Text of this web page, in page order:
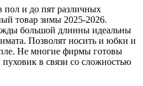
и до пят различных
товар зимы 2025-2026.
большой длинны идеальны
Позволят носить и юбки и
Не многие фирмы готовы
в связи со сложностью